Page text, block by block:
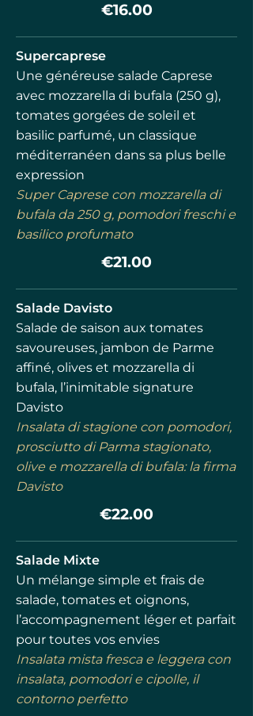
€16.00
Supercaprese
Une généreuse salade Caprese
avec mozzarella di bufala (250 g),
tomates gorgées de soleil et
basilic parfumé, un classique
méditerranéen dans sa plus belle
expression
Super Caprese con mozzarella di
bufala da 250 g, pomodori freschi e
basilico profumato
€21.00
Salade Davisto
Salade de saison aux tomates
savoureuses, jambon de Parme
affiné, olives et mozzarella di
bufala, l’inimitable signature
Davisto
Insalata di stagione con pomodori,
prosciutto di Parma stagionato,
olive e mozzarella di bufala: la firma
Davisto
€22.00
Salade Mixte
Un mélange simple et frais de
salade, tomates et oignons,
l’accompagnement léger et parfait
pour toutes vos envies
Insalata mista fresca e leggera con
insalata, pomodori e cipolle, il
contorno perfetto